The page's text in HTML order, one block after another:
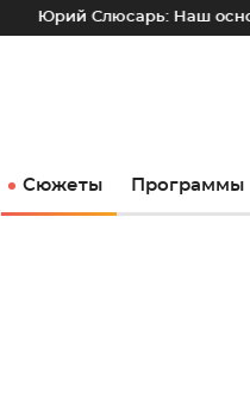
Наш основной
Сюжеты Программы